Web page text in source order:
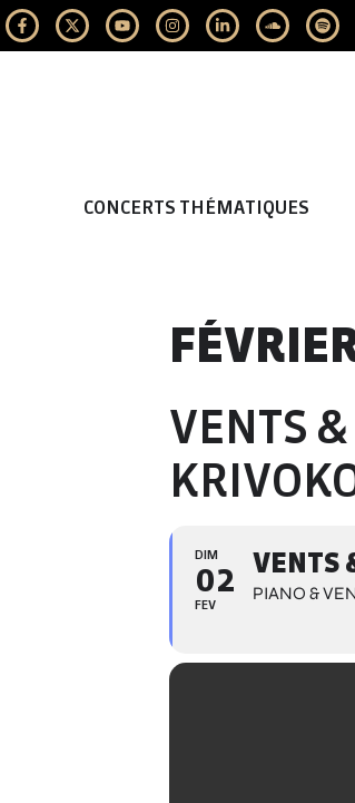
CONCERTS THÉMATIQUES
VENTS
DIM
02
FEV
VENTS
PIANO &